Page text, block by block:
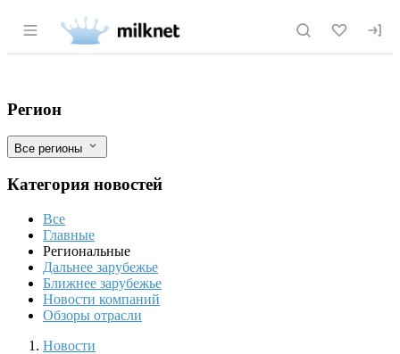
Раздел навигации по сайту milknet.ru
Беспилотные технологии повышают
Фильтры
Регион
Все регионы
Категория новостей
Все
Главные
Региональные
Дальнее зарубежье
Ближнее зарубежье
Новости компаний
Обзоры отрасли
Новости
Разделы
Новости